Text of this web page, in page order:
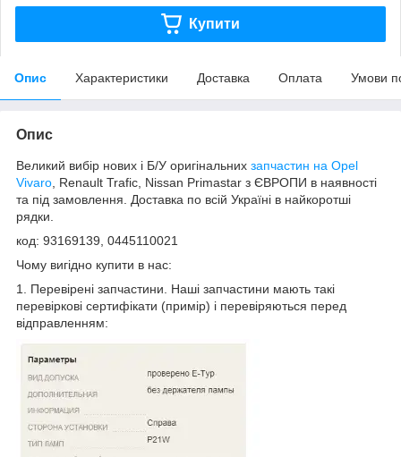
Купити
Опис Характеристики Доставка Оплата Умови
Опис
Великий вибір нових і Б/У оригінальних запчастин на Opel
Vivaro , Renault Trafic, Nissan Primastar з ЄВРОПИ в наявності
та під замовлення. Доставка по всій Україні в найкоротші
рядки.
код: 93169139, 0445110021
Чому вигідно купити в нас:
1. Перевірені запчастини. Наші запчастини мають такі
перевіркові сертифікати (примір) і перевіряються перед
відправленням: